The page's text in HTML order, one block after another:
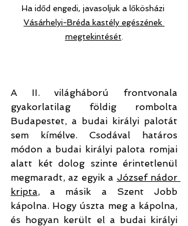
Ha időd engedi, javasoljuk a lőkösházi
Vásárhelyi-Bréda kastély egészének
megtekintését
A II. világháború frontvonala
gyakorlatilag földig rombolta
Budapestet, a budai királyi palotát
sem kímélve. Csodával határos
módon a budai királyi palota romjai
alatt két dolog szinte érintetlenül
megmaradt, az egyik a József nádor
kripta, a másik a Szent Jobb
kápolna. Hogy úszta meg a kápolna,
és hogyan került el a budai királyi